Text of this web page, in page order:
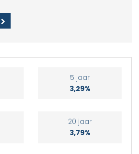
5 jaar
3,29%
20 jaar
3,79%